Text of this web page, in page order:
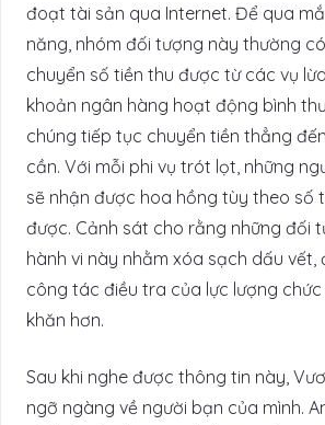
đoạt tài sản qua Internet. Để qua
năng, nhóm đối tượng này thường
chuyển số tiền thu được từ các vụ
khoản ngân hàng hoạt động bình
chúng tiếp tục chuyển tiền thẳng
cần. Với mỗi phi vụ trót lọt, những
sẽ nhận được hoa hồng tùy theo số
được. Cảnh sát cho rằng những đối
hành vi này nhằm xóa sạch dấu vết,
công tác điều tra của lực lượng
khăn hơn.
Sau khi nghe được thông tin này,
ngỡ ngàng về người bạn của mình.